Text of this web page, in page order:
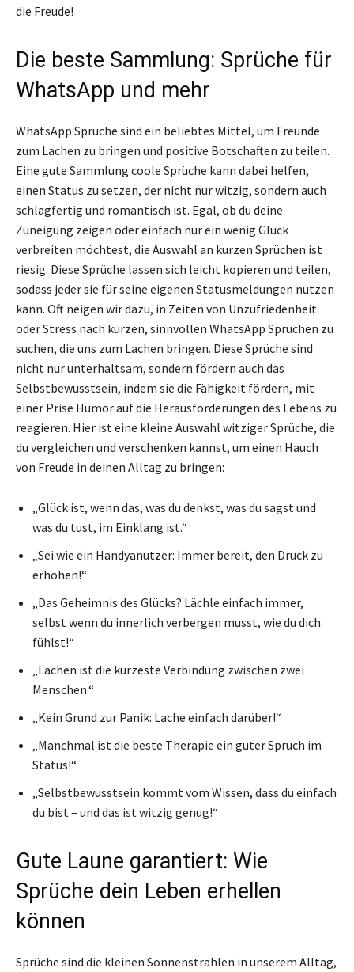
die Freude!
Die beste Sammlung: Sprüche für
WhatsApp und mehr
WhatsApp Sprüche sind ein beliebtes Mittel, um Freunde
zum Lachen zu bringen und positive Botschaften zu teilen.
Eine gute Sammlung coole Sprüche kann dabei helfen,
einen Status zu setzen, der nicht nur witzig, sondern auch
schlagfertig und romantisch ist. Egal, ob du deine
Zuneigung zeigen oder einfach nur ein wenig Glück
verbreiten möchtest, die Auswahl an kurzen Sprüchen ist
riesig. Diese Sprüche lassen sich leicht kopieren und teilen,
sodass jeder sie für seine eigenen Statusmeldungen nutzen
kann. Oft neigen wir dazu, in Zeiten von Unzufriedenheit
oder Stress nach kurzen, sinnvollen WhatsApp Sprüchen zu
suchen, die uns zum Lachen bringen. Diese Sprüche sind
nicht nur unterhaltsam, sondern fördern auch das
Selbstbewusstsein, indem sie die Fähigkeit fördern, mit
einer Prise Humor auf die Herausforderungen des Lebens zu
reagieren. Hier ist eine kleine Auswahl witziger Sprüche, die
du vergleichen und verschenken kannst, um einen Hauch
von Freude in deinen Alltag zu bringen:
„Glück ist, wenn das, was du denkst, was du sagst und
was du tust, im Einklang ist.“
„Sei wie ein Handyanutzer: Immer bereit, den Druck zu
erhöhen!“
„Das Geheimnis des Glücks? Lächle einfach immer,
selbst wenn du innerlich verbergen musst, wie du dich
fühlst!“
„Lachen ist die kürzeste Verbindung zwischen zwei
Menschen.“
„Kein Grund zur Panik: Lache einfach darüber!“
„Manchmal ist die beste Therapie ein guter Spruch im
Status!“
„Selbstbewusstsein kommt vom Wissen, dass du einfach
du bist – und das ist witzig genug!“
Gute Laune garantiert: Wie
Sprüche dein Leben erhellen
können
Sprüche sind die kleinen Sonnenstrahlen in unserem Alltag,